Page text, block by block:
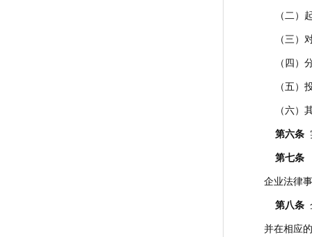
（二）起
（三）
（四）分
（五）投
（六）其
第六条
第七条
企业法律
第八条
并在相应